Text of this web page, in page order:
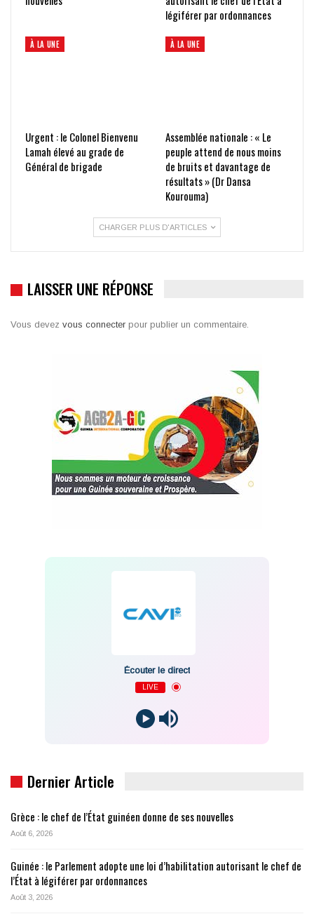
légiférer par ordonnances
À LA UNE
Urgent : le Colonel Bienvenu
Lamah élevé au grade de
Général de brigade
À LA UNE
Assemblée nationale : « Le
peuple attend de nous moins
de bruits et davantage de
résultats » (Dr Dansa
Kourouma)
CHARGER PLUS D'ARTICLES
LAISSER UNE RÉPONSE
Vous devez vous connecter pour publier un commentaire.
Écouter le direct
LIVE
Dernier Article
Grèce : le chef de l’État guinéen donne de ses nouvelles
Août 6, 2026
Guinée : le Parlement adopte une loi d’habilitation autorisant le chef de
l’État à légiférer par ordonnances
Août 3, 2026